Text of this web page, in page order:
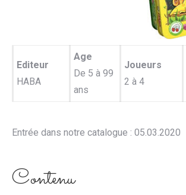
Editeur
HABA
Age
De 5 à 99
ans
Joueurs
2 à 4
Entrée dans notre catalogue : 05.03.2020
Contenu